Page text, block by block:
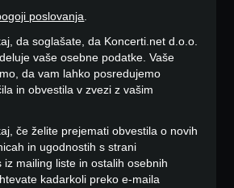
poslovanja.
da soglašate, da Koncerti.net d.o.o.
vaše osebne podatke. Vaše
da vam lahko posredujemo
in obvestila v zvezi z vašim
če želite prejemati obvestila o novih
in ugodnostih s strani
iz mailing liste in ostalih osebnih
kadarkoli preko e-maila